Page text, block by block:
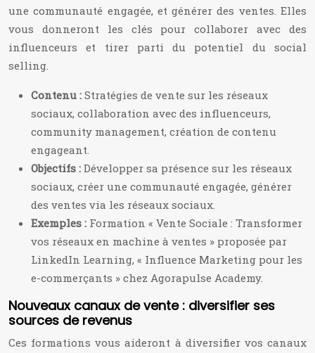
une communauté engagée, et générer des ventes. Elles
vous donneront les clés pour collaborer avec des
influenceurs et tirer parti du potentiel du social
selling.
Contenu : Stratégies de vente sur les réseaux
sociaux, collaboration avec des influenceurs,
community management, création de contenu
engageant.
Objectifs : Développer sa présence sur les réseaux
sociaux, créer une communauté engagée, générer
des ventes via les réseaux sociaux.
Exemples : Formation « Vente Sociale : Transformer
vos réseaux en machine à ventes » proposée par
LinkedIn Learning, « Influence Marketing pour les
e-commerçants » chez Agorapulse Academy.
Nouveaux canaux de vente : diversifier ses
sources de revenus
Ces formations vous aideront à diversifier vos canaux